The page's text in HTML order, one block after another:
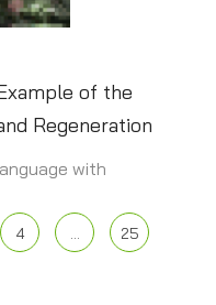
of the
Regeneration
with
4 … 25